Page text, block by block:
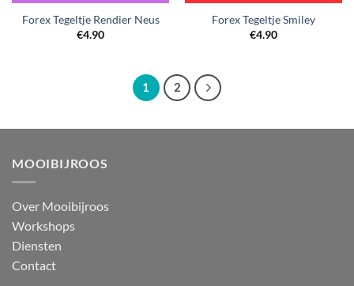
Forex Tegeltje Rendier Neus
€4.90
Forex Tegeltje Smiley
€4.90
1 2
MOOIBIJROOS
Over Mooibijroos
Workshops
Diensten
Contact